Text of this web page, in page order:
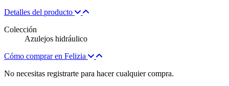
Detalles del producto
Colección
Azulejos hidráulico
Cómo comprar en Felizia
No necesitas registrarte para hacer cualquier compra.